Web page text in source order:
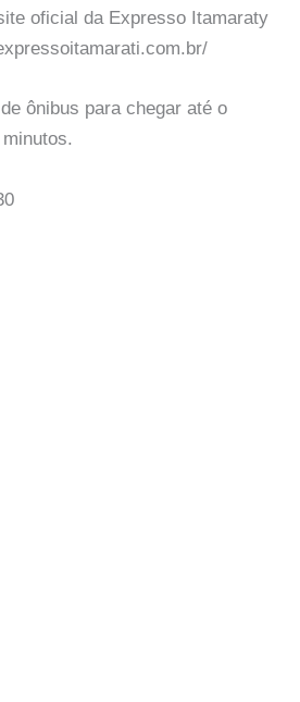
oficial da Expresso Itamaraty
ônibus para chegar até o